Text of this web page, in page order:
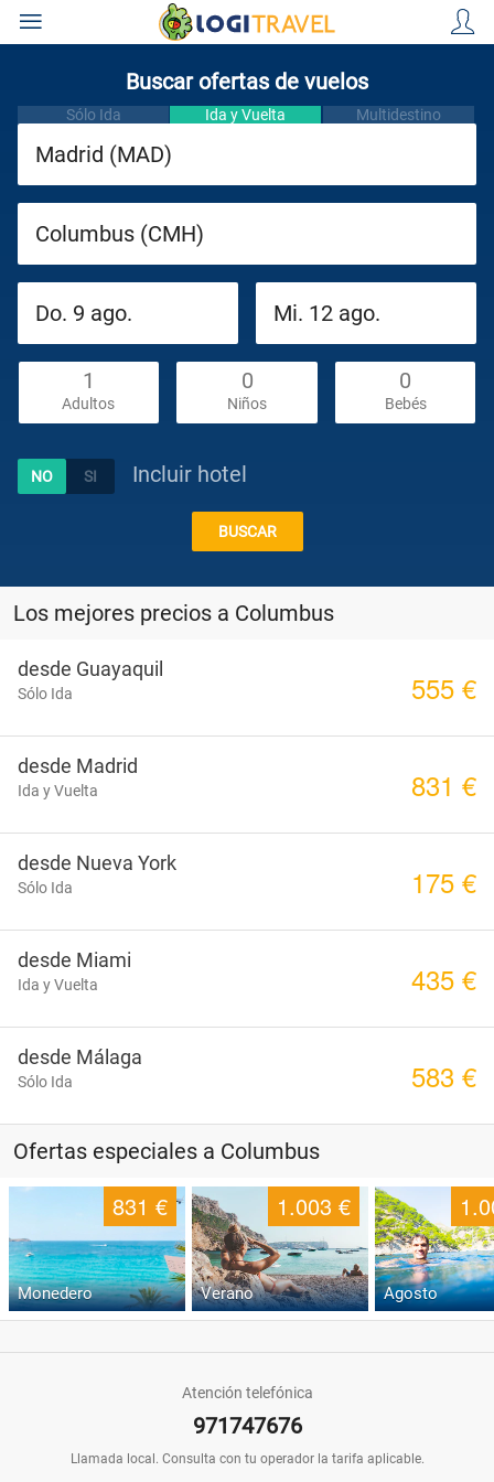
Paquetes
Cruceros
Circuitos
Viajes
en
Coche
Chollos
Hoteles
Playa
Ferries
Buscar ofertas de vuelos
Sólo Ida Ida y Vuelta Multidestino
Adultos Niños Bebés
Incluir hotel
BUSCAR
Los mejores precios a Columbus
desde Guayaquil
Sólo Ida 555 €
desde Madrid
Ida y Vuelta 831 €
desde Nueva York
Sólo Ida 175 €
desde Miami
Ida y Vuelta 435 €
desde Málaga
Sólo Ida 583 €
Ofertas especiales a Columbus
Monedero
831 €
Verano
1.003 €
Agosto
Atención telefónica
971747676
Llamada local. Consulta con tu operador la tarifa aplicable.